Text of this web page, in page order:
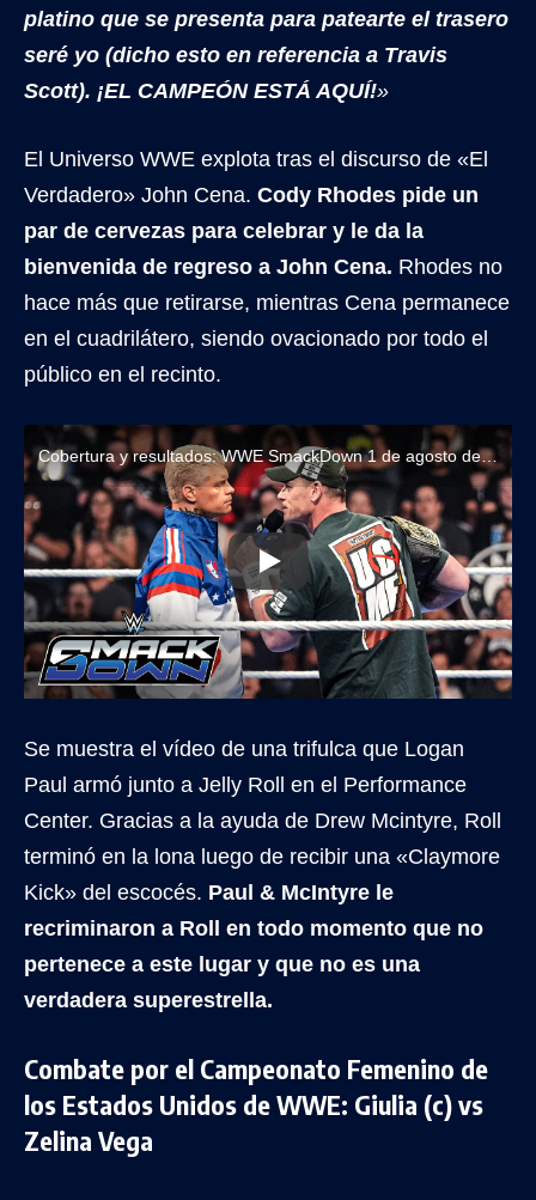
platino que se presenta para patearte el trasero
seré yo (dicho esto en referencia a Travis
Scott). ¡EL CAMPEÓN ESTÁ AQUÍ!»
El Universo WWE explota tras el discurso de «El
Verdadero» John Cena. Cody Rhodes pide un
par de cervezas para celebrar y le da la
bienvenida de regreso a John Cena. Rhodes no
hace más que retirarse, mientras Cena permanece
en el cuadrilátero, siendo ovacionado por todo el
público en el recinto.
Cobertura y resultados: WWE SmackDown 1 de agosto de 2025
Se muestra el vídeo de una trifulca que Logan
Paul armó junto a Jelly Roll en el Performance
Center. Gracias a la ayuda de Drew Mcintyre, Roll
terminó en la lona luego de recibir una «Claymore
Kick» del escocés. Paul & McIntyre le
recriminaron a Roll en todo momento que no
pertenece a este lugar y que no es una
verdadera superestrella.
Combate por el Campeonato Femenino de
los Estados Unidos de WWE: Giulia (c) vs
Zelina Vega